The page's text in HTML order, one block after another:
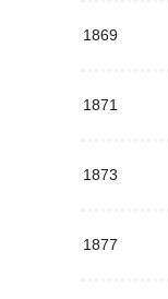
1869
1871
1873
1877